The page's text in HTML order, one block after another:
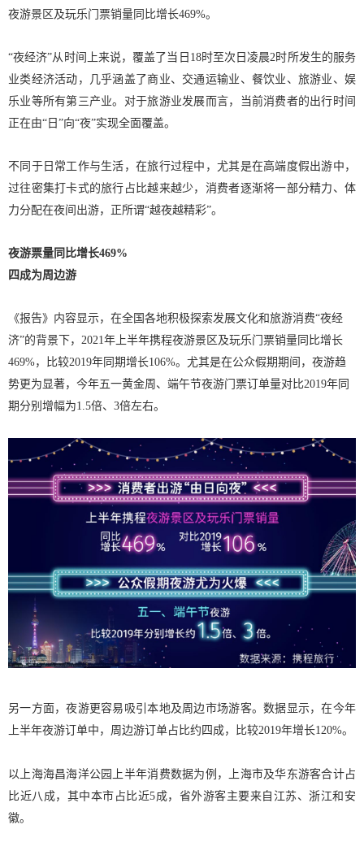
夜游景区及玩乐门票销量同比增长469%。
“夜经济”从时间上来说，覆盖了当日18时至次日凌晨2时所发生的服务
业类经济活动，几乎涵盖了商业、交通运输业、餐饮业、旅游业、娱
乐业等所有第三产业。对于旅游业发展而言，当前消费者的出行时间
正在由“日”向“夜”实现全面覆盖。
不同于日常工作与生活，在旅行过程中，尤其是在高端度假出游中，
过往密集打卡式的旅行占比越来越少，消费者逐渐将一部分精力、体
力分配在夜间出游，正所谓“越夜越精彩”。
夜游票量同比增长469%
四成为周边游
《报告》内容显示，在全国各地积极探索发展文化和旅游消费“夜经
济”的背景下，2021年上半年携程夜游景区及玩乐门票销量同比增长
469%，比较2019年同期增长106%。尤其是在公众假期期间，夜游趋
势更为显著，今年五一黄金周、端午节夜游门票订单量对比2019年同
期分别增幅为1.5倍、3倍左右。
另一方面，夜游更容易吸引本地及周边市场游客。数据显示，在今年
上半年夜游订单中，周边游订单占比约四成，比较2019年增长120%。
以上海海昌海洋公园上半年消费数据为例，上海市及华东游客合计占
比近八成，其中本市占比近5成，省外游客主要来自江苏、浙江和安
徽。